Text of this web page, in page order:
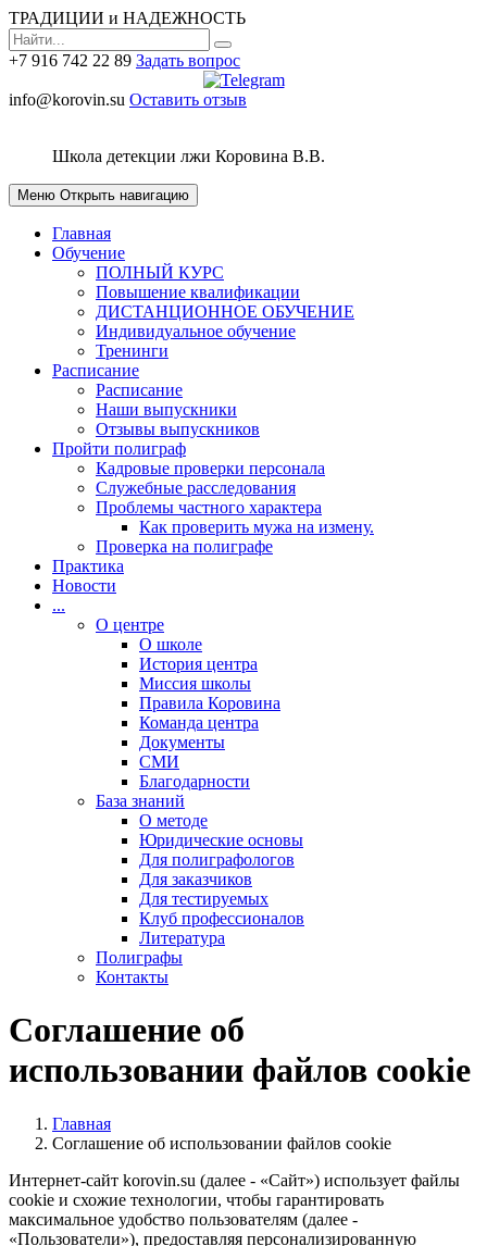
ТРАДИЦИИ и НАДЕЖНОСТЬ
+7 916 742 22 89 Задать вопрос
info@korovin.su Оставить отзыв
Школа детекции лжи Коровина В.В.
Меню Открыть навигацию
Главная
Обучение
ПОЛНЫЙ КУРС
Повышение квалификации
ДИСТАНЦИОННОЕ ОБУЧЕНИЕ
Индивидуальное обучение
Тренинги
Расписание
Расписание
Наши выпускники
Отзывы выпускников
Пройти полиграф
Кадровые проверки персонала
Cлужебные расследования
Проблемы частного характера
Как проверить мужа на измену.
Проверка на полиграфе
Практика
Новости
...
О центре
О школе
История центра
Миссия школы
Правила Коровина
Команда центра
Документы
СМИ
Благодарности
База знаний
О методе
Юридические основы
Для полиграфологов
Для заказчиков
Для тестируемых
Клуб профессионалов
Литература
Полиграфы
Контакты
Соглашение об
использовании файлов cookie
Главная
Соглашение об использовании файлов cookie
Интернет-сайт korovin.su (далее - «Сайт») использует файлы
cookie и схожие технологии, чтобы гарантировать
максимальное удобство пользователям (далее -
«Пользователи»), предоставляя персонализированную